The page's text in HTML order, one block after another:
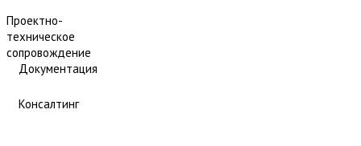
Проектно-
техническое
сопровождение
Документация
Консалтинг